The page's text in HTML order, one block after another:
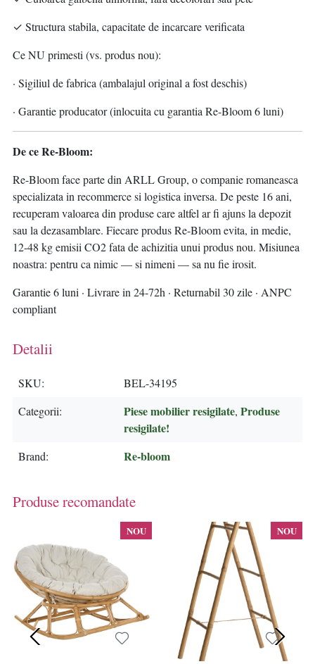
✓ Structura stabila, capacitate de incarcare verificata
Ce NU primesti (vs. produs nou):
· Sigiliul de fabrica (ambalajul original a fost deschis)
· Garantie producator (inlocuita cu garantia Re-Bloom 6 luni)
De ce Re-Bloom:
Re-Bloom face parte din ARLL Group, o companie romaneasca
specializata in recommerce si logistica inversa. De peste 16 ani,
recuperam valoarea din produse care altfel ar fi ajuns la depozit
sau la dezasamblare. Fiecare produs Re-Bloom evita, in medie,
12-48 kg emisii CO2 fata de achizitia unui produs nou. Misiunea
noastra: pentru ca nimic — si nimeni — sa nu fie irosit.
Garantie 6 luni · Livrare in 24-72h · Returnabil 30 zile · ANPC
compliant
Detalii
SKU
BEL-34195
Categorii
Piese mobilier resigilate, Produse
resigilate!
Brand Re-bloom
Produse recomandate
NOU NOU